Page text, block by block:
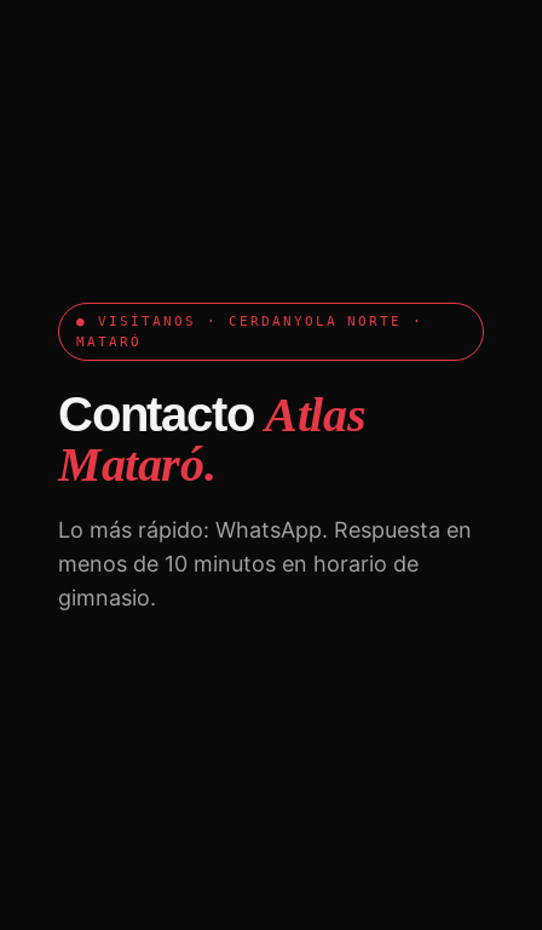
● VISÍTANOS · CERDANYOLA NORTE ·
MATARÓ
ContactoAtlas
Mataró.
Lo más rápido: WhatsApp. Respuesta en
menos de 10 minutos en horario de
gimnasio.